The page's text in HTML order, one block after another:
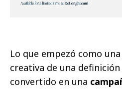
Lo que empezó como
creativa de una
convertido en una